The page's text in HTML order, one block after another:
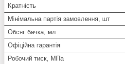
Кратність
Мінімальна партія замовлення, шт
Обсяг бачка, мл
Офіційна гарантія
Робочий тиск, МПа